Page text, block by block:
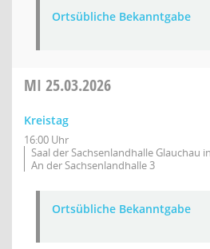
Ortsübliche Bekanntgabe
MI 25.03.2026
Kreistag
16:00 Uhr
Saal der Sachsenlandhalle Glauchau
An der Sachsenlandhalle 3
Ortsübliche Bekanntgabe